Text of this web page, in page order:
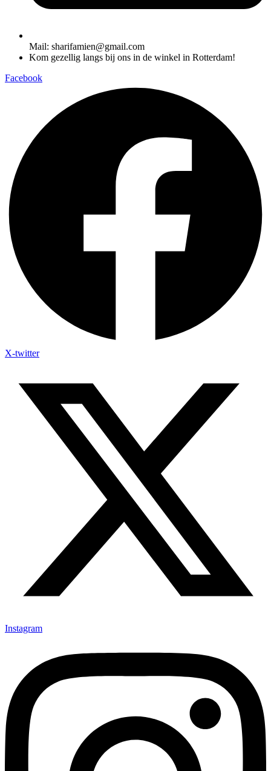
Mail: sharifamien@gmail.com
Kom gezellig langs bij ons in de winkel in Rotterdam!
Facebook
X-twitter
Instagram